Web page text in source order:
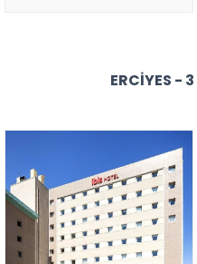
ERCIYES -